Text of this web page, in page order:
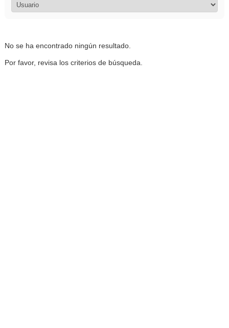
No se ha encontrado ningún resultado.
Por favor, revisa los criterios de búsqueda.